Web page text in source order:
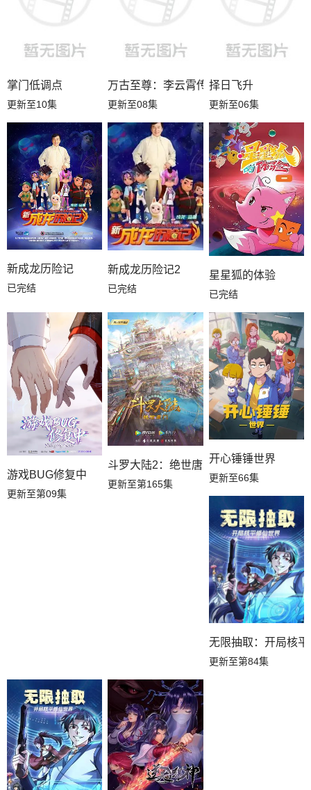
掌门低调点
更新至10集
万古至尊：李云霄传
更新至08集
择日飞升
更新至06集
新成龙历险记
已完结
新成龙历险记2
已完结
星星狐的体验
已完结
游戏BUG修复中
更新至第09集
斗罗大陆2：绝世唐门
更新至第165集
开心锤锤世界
更新至66集
无限抽取：开局核
更新至第84集